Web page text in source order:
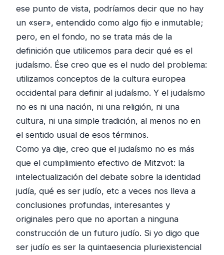
ese punto de vista, podríamos decir que no hay
un «ser», entendido como algo fijo e inmutable;
pero, en el fondo, no se trata más de la
definición que utilicemos para decir qué es el
judaísmo. Ése creo que es el nudo del problema:
utilizamos conceptos de la cultura europea
occidental para definir al judaísmo. Y el judaísmo
no es ni una nación, ni una religión, ni una
cultura, ni una simple tradición, al menos no en
el sentido usual de esos términos.
Como ya dije, creo que el judaísmo no es más
que el cumplimiento efectivo de Mitzvot: la
intelectualización del debate sobre la identidad
judía, qué es ser judío, etc a veces nos lleva a
conclusiones profundas, interesantes y
originales pero que no aportan a ninguna
construcción de un futuro judío. Si yo digo que
ser judío es ser la quintaesencia pluriexistencial